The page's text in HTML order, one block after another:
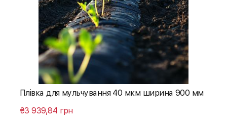
Плівка для мульчування 40 мкм ширина 900 мм
₴3 939,84 грн